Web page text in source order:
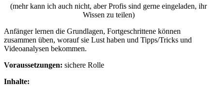
(mehr kann ich auch nicht, aber Profis sind gerne eingeladen, ihr
Wissen zu teilen)
Anfänger lernen die Grundlagen, Fortgeschrittene können
zusammen üben, worauf sie Lust haben und Tipps/Tricks und
Videoanalysen bekommen.
Voraussetzungen: sichere Rolle
Inhalte: